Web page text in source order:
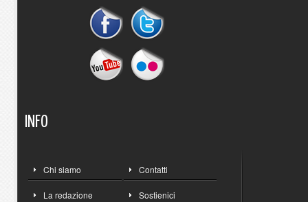
INFO
Chi siamo Contatti
La redazione Sostienici